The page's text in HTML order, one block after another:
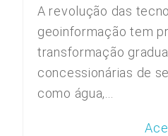
A revolução das
geoinformação tem
transformação
concessionárias de
como água,...